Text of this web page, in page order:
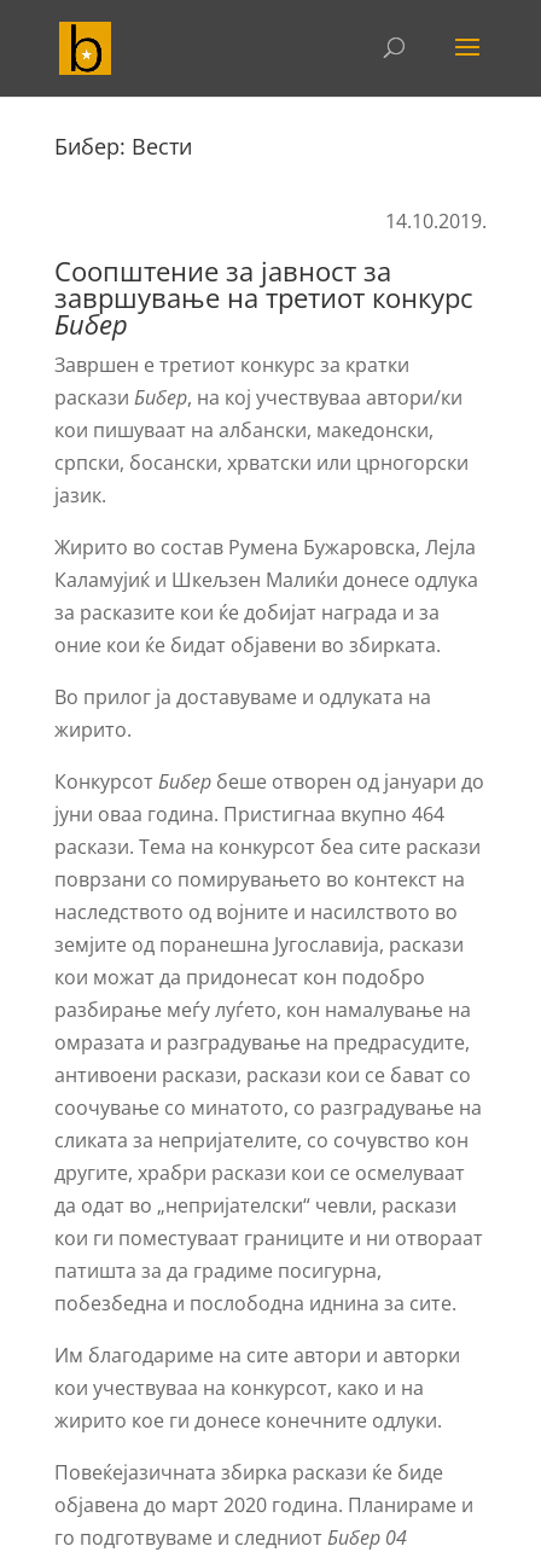
Бибер: Вести
14.10.2019.
Соопштение за јавност за
завршување на третиот конкурс
Бибер
Завршен е третиот конкурс за кратки
раскази Бибер, на кој учествуваа автори/ки
кои пишуваат на албански, македонски,
српски, босански, хрватски или црногорски
јазик.
Жирито во состав Румена Бужаровска, Лејла
Каламујиќ и Шкељзен Малиќи донесе одлука
за расказите кои ќе добијат награда и за
оние кои ќе бидат објавени во збирката.
Во прилог ја доставуваме и одлуката на
жирито.
КонкурсотБибербеше отворен од јануари до
јуни оваа година. Пристигнаа вкупно 464
раскази. Тема на конкурсот беа сите раскази
поврзани со помирувањето во контекст на
наследството од војните и насилствoтo во
земјите од поранешна Југославија, раскази
кои можат да придонесат кон подобро
разбирање меѓу луѓето, кон намалување на
омразата и разградување на предрасудите,
антивоени раскази, раскази кои се бават со
соочување со минатото, со разградување на
сликата за непријателите, со сочувство кон
другите, храбри раскази кои се осмелуваат
да одат во „непријателски“ чевли, раскази
кои ги поместуваат границите и ни отвораат
патишта за да градиме посигурна,
побезбедна и послободна иднина за сите.
Им благодариме на сите автори и авторки
кои учествуваа на конкурсот, како и на
жирито кое ги донесе конечните одлуки.
Повеќејазичната збирка раскази ќе биде
објавена до март 2020 година. Планираме и
го подготвуваме и следниотБибер 04